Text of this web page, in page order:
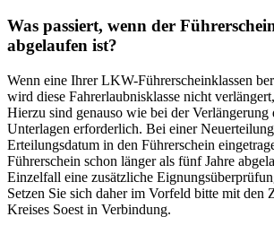
Was passiert, wenn der
abgelaufen ist?
Wenn eine Ihrer LKW-Führerscheinklassen
wird diese Fahrerlaubnisklasse nicht
Hierzu sind genauso wie bei der Verlängerung
Unterlagen erforderlich. Bei einer
Erteilungsdatum in den Führerschein
Führerschein schon länger als fünf Jahre
Einzelfall eine zusätzliche
Setzen Sie sich daher im Vorfeld bitte mit den
Kreises Soest in Verbindung.